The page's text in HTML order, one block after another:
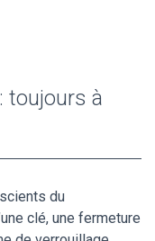
toujours à
du
clé, une fermeture